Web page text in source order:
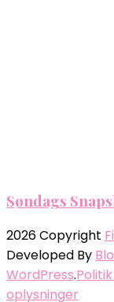
Søndags
2026 Copyright
Developed By
WordPress.
oplysninger